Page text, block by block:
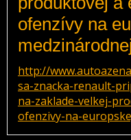
ofenzívy na
http://
sa-znacka-renault-
na-zaklade-velkej-
ofenzivy-na-